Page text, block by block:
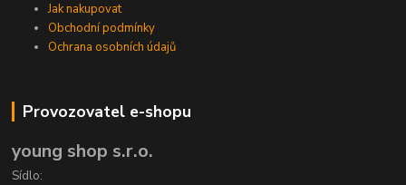
Jak nakupovat
Obchodní podmínky
Ochrana osobních údajů
Provozovatel e-shopu
young shop s.r.o.
Sídlo: